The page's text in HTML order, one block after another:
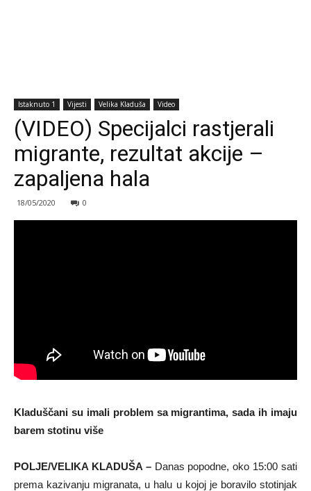
Istaknuto 1 Vijesti Velika Kladuša Video
(VIDEO) Specijalci rastjerali
migrante, rezultat akcije –
zapaljena hala
18/05/2020 0
Kladuščani su imali problem sa migrantima, sada ih imaju
barem stotinu više
POLJE/VELIKA KLADUŠA –Danas popodne, oko 15:00 sati
prema kazivanju migranata, u halu u kojoj je boravilo stotinjak